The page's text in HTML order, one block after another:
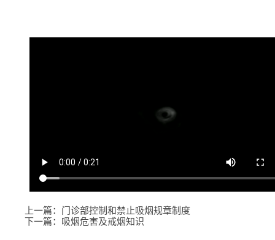
上一篇： 门诊部控制和禁止吸烟规章制度
下一篇：
吸烟危害及戒烟知识